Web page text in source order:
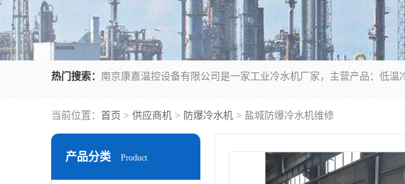
热门搜索：
当前位置： 首页 > 供应商机 > 防爆冷水机 > 盐城防爆冷水机维修
产品分类 Product